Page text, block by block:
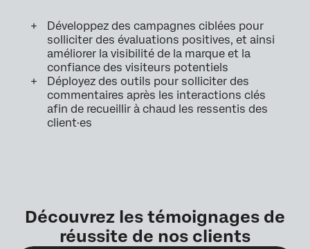
Développez des campagnes ciblées pour
solliciter des évaluations positives, et ainsi
améliorer la visibilité de la marque et la
confiance des visiteurs potentiels
Déployez des outils pour solliciter des
commentaires après les interactions clés
afin de recueillir à chaud les ressentis des
client·es
Découvrez les témoignages de
réussite de nos clients